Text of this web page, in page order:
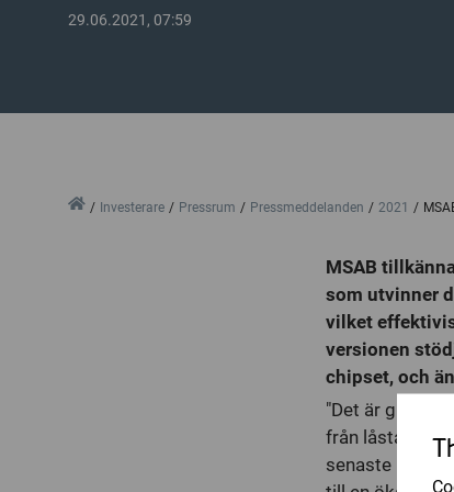
29.06.2021, 07:59
HomeInvesterare Pressrum Pressmeddelanden 2021
MSAB
som utvinner
vilket
versionen
chipset, och
"Det är
från låsta och
senaste